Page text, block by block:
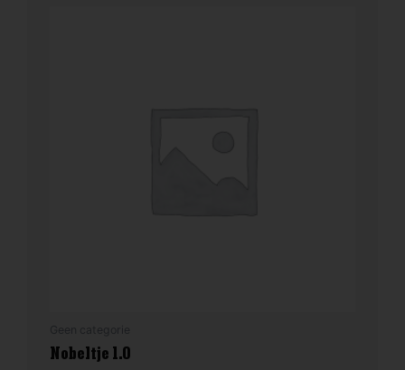
Nobeltje 1.0